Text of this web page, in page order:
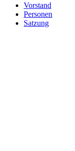
Vorstand
Personen
Satzung